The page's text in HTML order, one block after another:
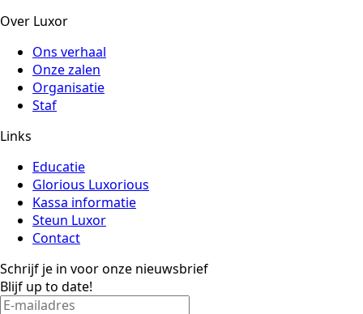
Over Luxor
Ons verhaal
Onze zalen
Organisatie
Staf
Links
Educatie
Glorious Luxorious
Kassa informatie
Steun Luxor
Contact
Schrijf je in voor onze nieuwsbrief
Blijf up to date!